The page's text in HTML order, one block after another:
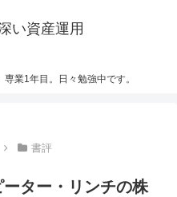
い資産運用
業1年目。日々勉強中です。
書評
ター・リンチの株